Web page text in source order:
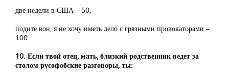
две недели в США – 50,
подите вон, я не хочу иметь дело с грязными провокаторами –
100.
10. Если твой отец, мать, близкий родственник ведет за
столом русофобские разговоры, ты: